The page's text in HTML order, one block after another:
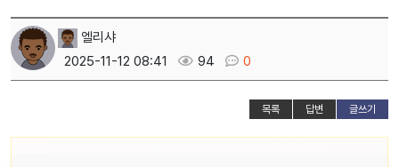
엘리샤
2025-11-12 08:41
94 0
목록 답변 글쓰기